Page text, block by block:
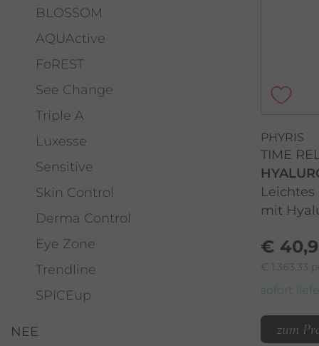
BLOSSOM
AQUActive
FoREST
See Change
Triple A
Luxesse
Sensitive
Skin Control
Derma Control
Eye Zone
Trendline
SPICEup
NEE
PHYRIS
TIME
mit
€
€ 1.363,33
sofort
zum